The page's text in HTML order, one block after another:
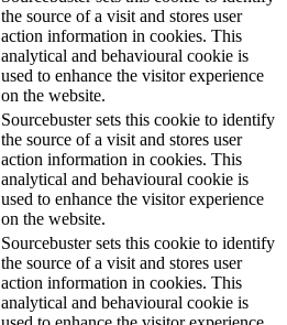
the source of a visit and stores user
action information in cookies. This
analytical and behavioural cookie is
used to enhance the visitor experience
on the website.
Sourcebuster sets this cookie to identify
the source of a visit and stores user
action information in cookies. This
analytical and behavioural cookie is
used to enhance the visitor experience
on the website.
Sourcebuster sets this cookie to identify
the source of a visit and stores user
action information in cookies. This
analytical and behavioural cookie is